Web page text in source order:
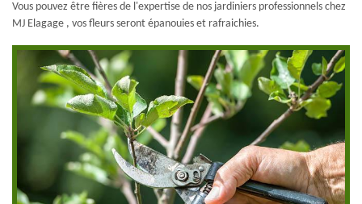
Vous pouvez être fières de l'expertise de nos jardiniers professionnels chez
MJ Elagage , vos fleurs seront épanouies et rafraichies.